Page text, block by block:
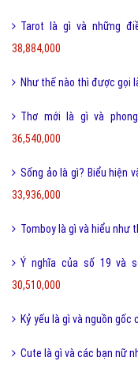
Tarot là gì và những
38,884,000
Như thế nào thì được gọi
Thơ mới là gì và
36,540,000
Sống ảo là gì? Biểu hiện
33,936,000
Tomboy là gì và hiểu như
Ý nghĩa của số 19 và
30,510,000
Kỷ yếu là gì và nguồn
Cute là gì và các bạn nữ